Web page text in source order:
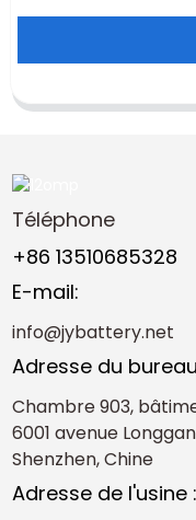
Téléphone
+86 13510685328
E-mail:
info@jybattery.net
Adresse du
Chambre 903,
6001 avenue
Shenzhen, Chine
Adresse de l'usine :